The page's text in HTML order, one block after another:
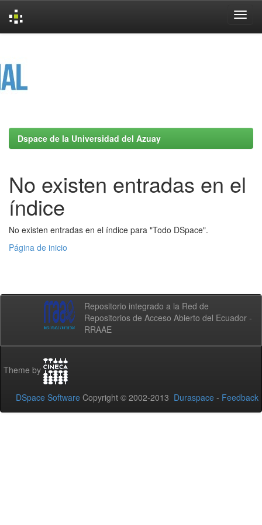
Dspace de la Universidad del Azuay
No existen entradas en el
índice
No existen entradas en el índice para "Todo DSpace".
Página de inicio
Repositorio integrado a la Red de
Repositorios de Acceso Abierto del Ecuador -
RRAAE
Theme by
DSpace Software Copyright © 2002-2013 Duraspace - Feedback